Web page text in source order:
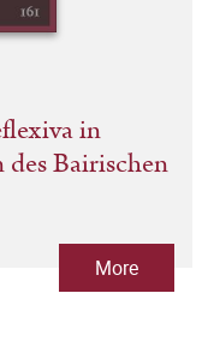
in
Bairischen
More